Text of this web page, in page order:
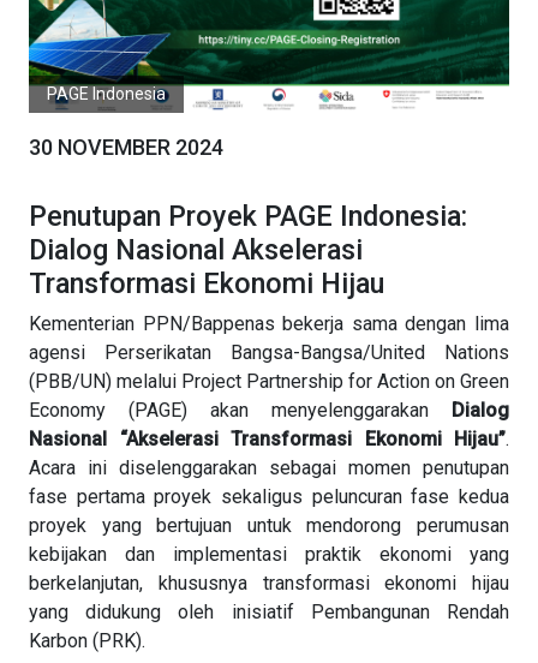
PAGE Indonesia
30 NOVEMBER 2024
Penutupan Proyek PAGE Indonesia:
Dialog Nasional Akselerasi
Transformasi Ekonomi Hijau
Kementerian PPN/Bappenas bekerja sama dengan lima
agensi Perserikatan Bangsa-Bangsa/United Nations
(PBB/UN) melalui Project Partnership for Action on Green
Economy (PAGE) akan menyelenggarakan Dialog
Nasional “Akselerasi Transformasi Ekonomi Hijau”.
Acara ini diselenggarakan sebagai momen penutupan
fase pertama proyek sekaligus peluncuran fase kedua
proyek yang bertujuan untuk mendorong perumusan
kebijakan dan implementasi praktik ekonomi yang
berkelanjutan, khususnya transformasi ekonomi hijau
yang didukung oleh inisiatif Pembangunan Rendah
Karbon (PRK).